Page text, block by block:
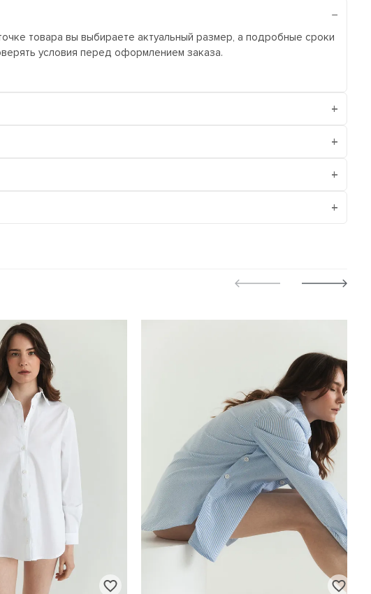
товара вы выбираете актуальный размер, а подробные сроки
условия перед оформлением заказа.